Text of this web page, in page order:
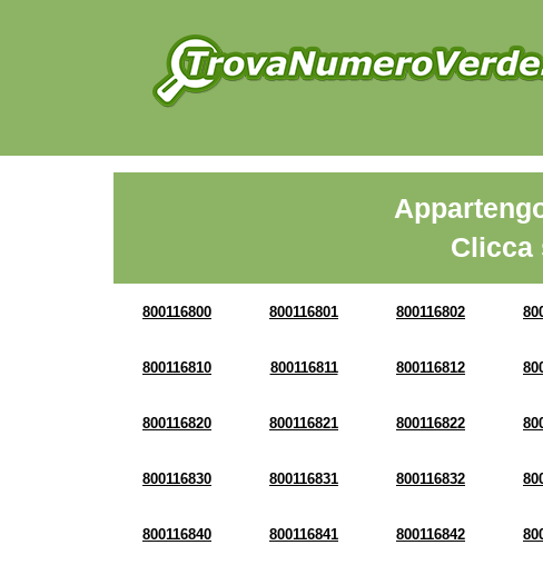
Clicca
800116800 800116801 800116802
800116810 800116811 800116812
800116820 800116821 800116822
800116830 800116831 800116832
800116840 800116841 800116842